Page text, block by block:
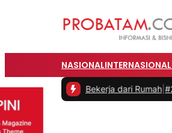
NASIONALINTERNASIONAL
saat Bekerja dari Rumah| #2 - Masalah